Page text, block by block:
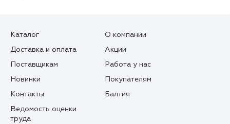
Каталог
О компании
Доставка и оплата
Акции
Поставщикам
Работа у нас
Новинки
Покупателям
Контакты
Балтия
Ведомость оценки
труда